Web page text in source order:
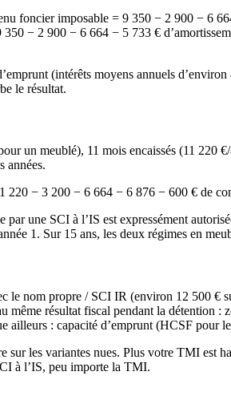
foncier imposable = 9 350 − 2 900 − 6
350 − 2 900 − 6 664 − 5 733 €
(intérêts moyens annuels
le résultat.
un meublé), 11 mois encaissés (11 220
années.
220 − 3 200 − 6 664 − 6 876 − 600 € de
par une SCI à l’IS est expressément
1. Sur 15 ans, les deux régimes en
le nom propre / SCI IR (environ 12 500 €
résultat fiscal pendant la détention :
ailleurs : capacité d’emprunt (HCSF
sur les variantes nues. Plus votre TMI
à l’IS, peu importe la TMI.